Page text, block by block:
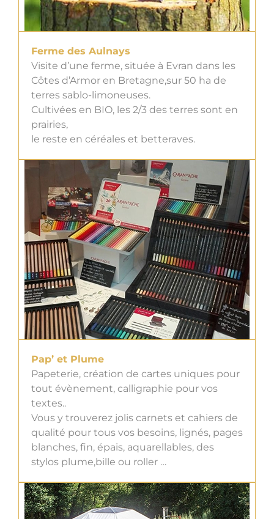
Ferme des Aulnays
Visite d’une ferme, située à Evran dans les
Côtes d’Armor en Bretagne,sur 50 ha de
terres sablo-limoneuses.
Cultivées en BIO, les 2/3 des terres sont en
prairies,
le reste en céréales et betteraves.
Pap’ et Plume
Papeterie, création de cartes uniques pour
tout évènement, calligraphie pour vos
textes..
Vous y trouverez jolis carnets et cahiers de
qualité pour tous vos besoins, lignés, pages
blanches, fin, épais, aquarellables, des
stylos plume,bille ou roller …